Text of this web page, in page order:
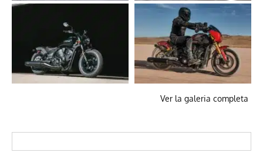
Ver la galeria completa